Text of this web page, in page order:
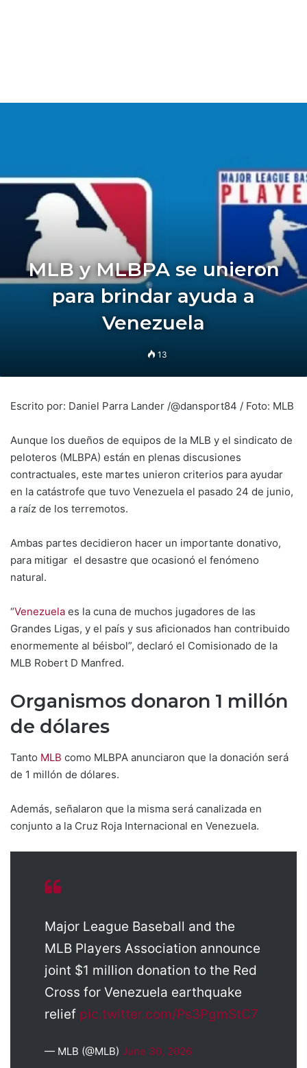
MLB y MLBPA se unieron
para brindar ayuda a
Venezuela
13
Escrito por: Daniel Parra Lander /@dansport84 / Foto: MLB
Aunque los dueños de equipos de la MLB y el sindicato de
peloteros (MLBPA) están en plenas discusiones
contractuales, este martes unieron criterios para ayudar
en la catástrofe que tuvo Venezuela el pasado 24 de junio,
a raíz de los terremotos.
Ambas partes decidieron hacer un importante donativo,
para mitigar el desastre que ocasionó el fenómeno
natural.
“Venezuela es la cuna de muchos jugadores de las
Grandes Ligas, y el país y sus aficionados han contribuido
enormemente al béisbol”, declaró el Comisionado de la
MLB Robert D Manfred.
Organismos donaron 1 millón
de dólares
Tanto MLB como MLBPA anunciaron que la donación será
de 1 millón de dólares.
Además, señalaron que la misma será canalizada en
conjunto a la Cruz Roja Internacional en Venezuela.
Major League Baseball and the
MLB Players Association announce
joint $1 million donation to the Red
Cross for Venezuela earthquake
relief pic.twitter.com/Ps3PgmStC7
— MLB (@MLB) June 30, 2026